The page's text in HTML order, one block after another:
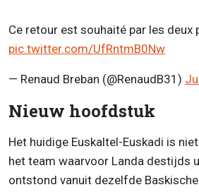
Ce retour est souhaité par les deux
pic.twitter.com/UfRntmB0Nw
— Renaud Breban (@RenaudB31)
Nieuw hoofdstuk
Het huidige Euskaltel-Euskadi is
het team waarvoor Landa destijds
ontstond vanuit dezelfde